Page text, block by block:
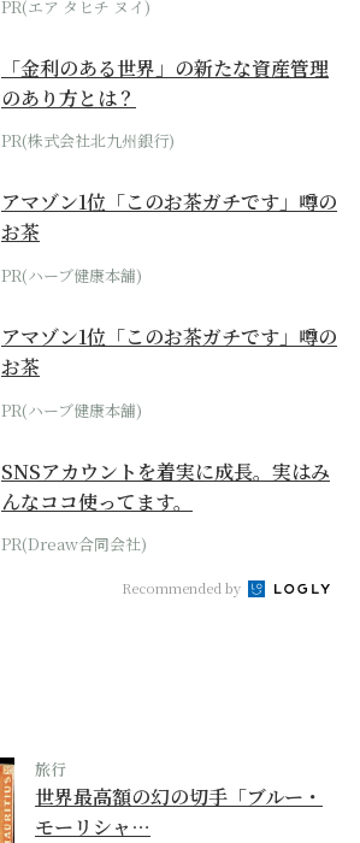
PR(エア タヒチ ヌイ)
「金利のある世界」の新たな資産管理
のあり方とは？
PR(株式会社北九州銀行)
アマゾン1位「このお茶ガチです」噂の
お茶
PR(ハーブ健康本舗)
アマゾン1位「このお茶ガチです」噂の
お茶
PR(ハーブ健康本舗)
SNSアカウントを着実に成長。実はみ
んなココ使ってます。
PR(Dreaw合同会社)
Recommended by
旅行
世界最高額の幻の切手「ブルー・
モーリシャ…